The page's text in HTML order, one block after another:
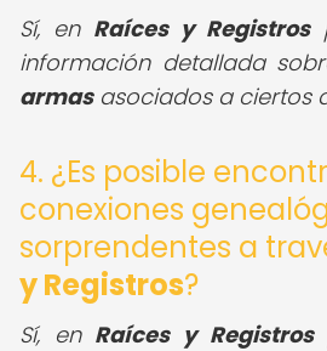
Sí, en Raíces y Registros
información detallada
armasasociados a ciertos
4. ¿Es posible
conexiones
sorprendentes a
y Registros?
Sí, en Raíces y Registros